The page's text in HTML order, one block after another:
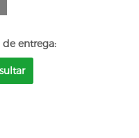
entrega: